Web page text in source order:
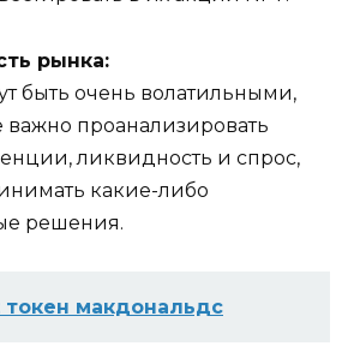
рынка:
быть очень волатильными,
важно проанализировать
ликвидность и спрос,
какие-либо
решения.
токен макдональдс